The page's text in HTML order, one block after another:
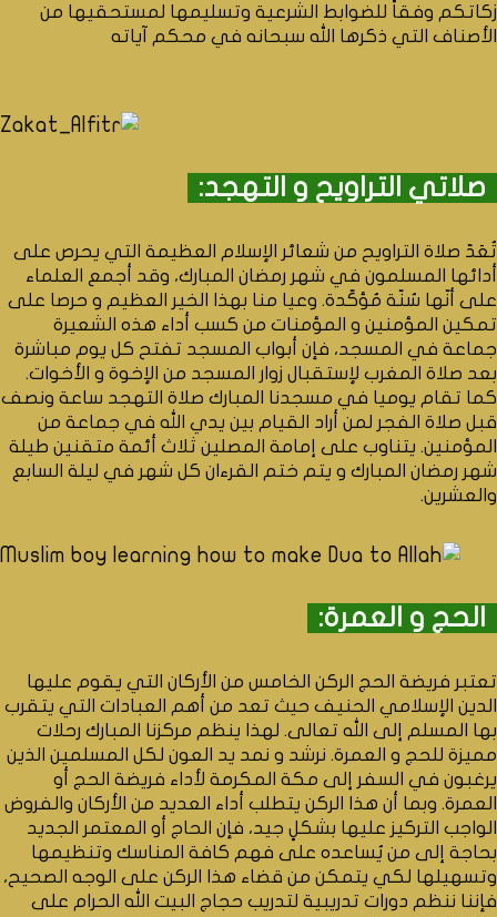
زكاتكم وفقاً للضوابط الشرعية وتسليمها لمستحقيها من
الأصناف التي ذكرها الله سبحانه في محكم آياته
صلاتي التراويح و التهجد:
تُعَدّ صلاة التراويح من شعائر الإسلام العظيمة التي يحرص على
أدائها المسلمون في شهر رمضان المبارك، وقد أجمع العلماء
على أنّها سُنّة مُؤكّدة. وعيا منا بهذا الخير العظيم و حرصا على
تمكين المؤمنين و المؤمنات من كسب أداء هذه الشعيرة
جماعة في المسجد، فإن أبواب المسجد تفتح كل يوم مباشرة
بعد صلاة المغرب لإستقبال زوار المسجد من الإخوة و الأخوات.
كما تقام يوميا في مسجدنا المبارك صلاة التهجد ساعة ونصف
قبل صلاة الفجر لمن أراد القيام بين يدي الله في جماعة من
المؤمنين. يتناوب على إمامة المصلين ثلاث أئمة متقنين طيلة
شهر رمضان المبارك و يتم ختم القرءان كل شهر في ليلة السابع
والعشرين.
الحج و العمرة:
تعتبر فريضة الحج الركن الخامس من الأركان التي يقوم عليها
الدين الإسلامي الحنيف حيث تعد من أهم العبادات التي يتقرب
بها المسلم إلى الله تعالى. لهذا ينظم مركزنا المبارك رحلات
مميزة للحج و العمرة. نرشد و نمد يد العون لكل المسلمين الذين
يرغبون في السفر إلى مكة المكرمة لأداء فريضة الحج أو
العمرة. وبما أن هذا الركن يتطلب أداء العديد من الأركان والفروض
الواجب التركيز عليها بشكلٍ جيد، فإن الحاج أو المعتمر الجديد
بحاجة إلى من يُساعده على فهم كافة المناسك وتنظيمها
وتسهيلها لكي يتمكن من قضاء هذا الركن على الوجه الصحيح،
فإننا ننظم دورات تدريبية لتدريب حجاج البيت الله الحرام على